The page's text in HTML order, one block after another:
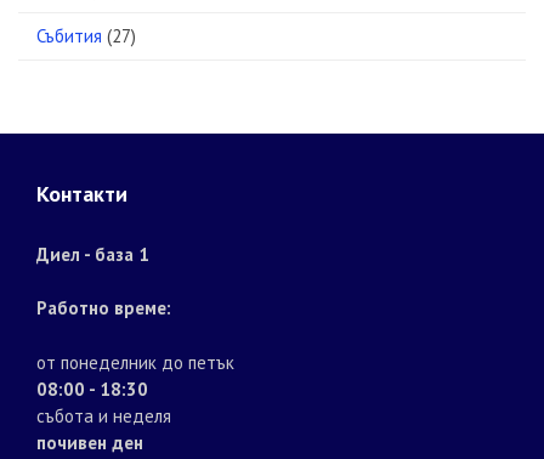
Събития (27)
Контакти
Диел - база 1
Работно време:
от понеделник до петък
08:00 - 18:30
събота и неделя
почивен ден